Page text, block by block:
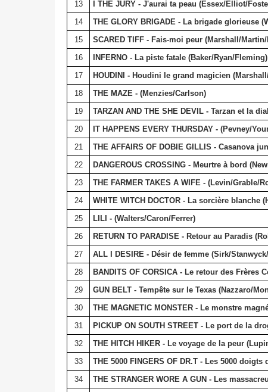
13
I THE JURY - J'aurai ta peau (Essex/Elliot/
14
THE GLORY BRIGADE - La brigade glorieuse
15
SCARED TIFF - Fais-moi peur (Marshall/
16
INFERNO - La piste fatale (Baker/Ryan/Fleming)
17
HOUDINI - Houdini le grand magicien
18
THE MAZE - (Menzies/Carlson)
19
TARZAN AND THE SHE DEVIL - Tarzan et la
20
IT HAPPENS EVERY THURSDAY - (Pevney/
21
THE AFFAIRS OF DOBIE GILLIS - Casanova
22
DANGEROUS CROSSING - Meurtre à bord
23
THE FARMER TAKES A WIFE - (Levin/Grable/
24
WHITE WITCH DOCTOR - La sorcière blanche
25
LILI - (Walters/Caron/Ferrer)
26
RETURN TO PARADISE - Retour au Paradis
27
ALL I DESIRE - Désir de femme (Sirk/
28
BANDITS OF CORSICA - Le retour des Frères
29
GUN BELT - Tempête sur le Texas (Nazzaro/
30
THE MAGNETIC MONSTER - Le monstre
31
PICKUP ON SOUTH STREET - Le port de la
32
THE HITCH HIKER - Le voyage de la peur
33
THE 5000 FINGERS OF DR.T - Les 5000 doigts
34
THE STRANGER WORE A GUN - Les